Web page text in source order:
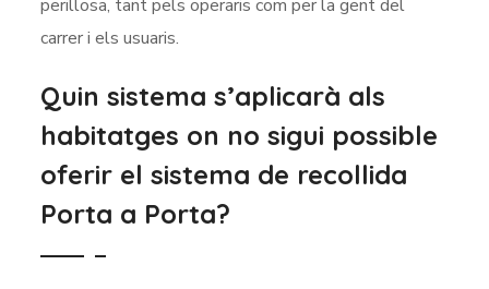
perillosa, tant pels operaris com per la gent del
carrer i els usuaris.
Quin sistema s’aplicarà als
habitatges on no sigui possible
oferir el sistema de recollida
Porta a Porta?